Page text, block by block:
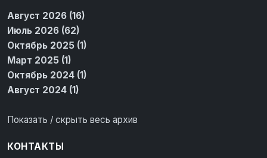
Август 2026 (16)
Июль 2026 (62)
Октябрь 2025 (1)
Март 2025 (1)
Октябрь 2024 (1)
Август 2024 (1)
Показать / скрыть весь архив
КОНТАКТЫ